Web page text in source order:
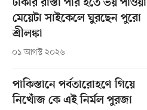
ঢাকার রাস্তা পার হতে ভয় পাওয়া
মেয়েটা সাইকেলে ঘুরছেন পুরো
শ্রীলঙ্কা
০১ আগস্ট ২০২৬
পাকিস্তানে পর্বতারোহণে গিয়ে
নিখোঁজ কে এই নির্মল পুরজা